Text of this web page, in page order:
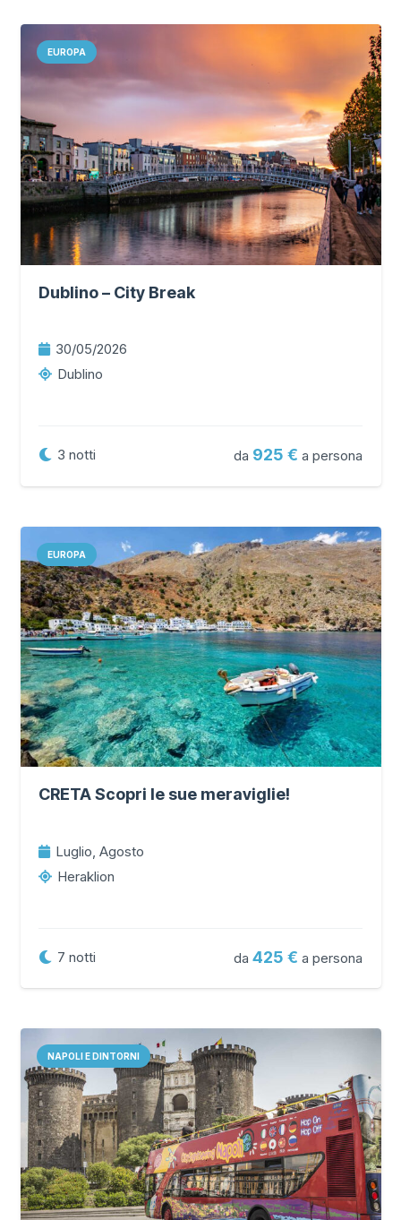
EUROPA
Dublino – City Break
30/05/2026
Dublino
3 notti da 925 a persona
EUROPA
CRETA Scopri le sue meraviglie!
Luglio, Agosto
Heraklion
7 notti da425 a persona
NAPOLI E DINTORNI